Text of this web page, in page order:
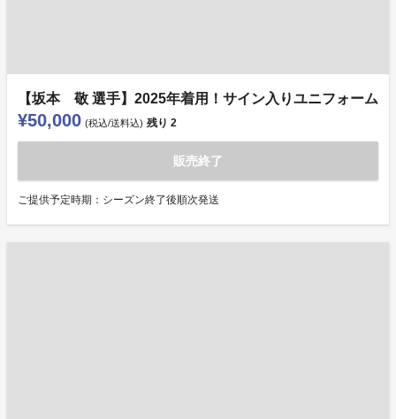
【坂本 敬 選手】2025年着用！サイン入りユニフォーム
¥50,000 (税込/送料込) 残り 2
販売終了
ご提供予定時期：シーズン終了後順次発送